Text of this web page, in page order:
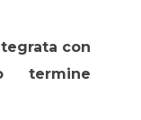
con
termine